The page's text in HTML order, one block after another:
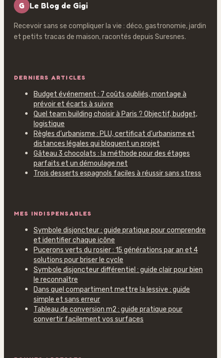
G Le Blog de Gigi
Recevoir sans se compliquer la vie : déco, gastronomie, jardin
et petits tracas de maison, racontés depuis Suresnes.
DERNIERS ARTICLES
Budget événement : 7 coûts oubliés, montage à
prévoir et écarts à suivre
Quel team building choisir à Paris ? Objectif, budget,
logistique
Règles d’urbanisme : PLU, certificat d’urbanisme et
distances légales qui bloquent un projet
Gâteau 3 chocolats : la méthode pour des étages
parfaits et un démoulage net
Trois desserts espagnols faciles à réussir sans stress
MES INDISPENSABLES
Symbole disjoncteur : guide pratique pour comprendre
et identifier chaque icône
Pucerons verts du rosier : 15 générations par an et 4
solutions pour briser le cycle
Symbole disjoncteur différentiel : guide clair pour bien
le reconnaître
Dans quel compartiment mettre la lessive : guide
simple et sans erreur
Tableau de conversion m2 : guide pratique pour
convertir facilement vos surfaces